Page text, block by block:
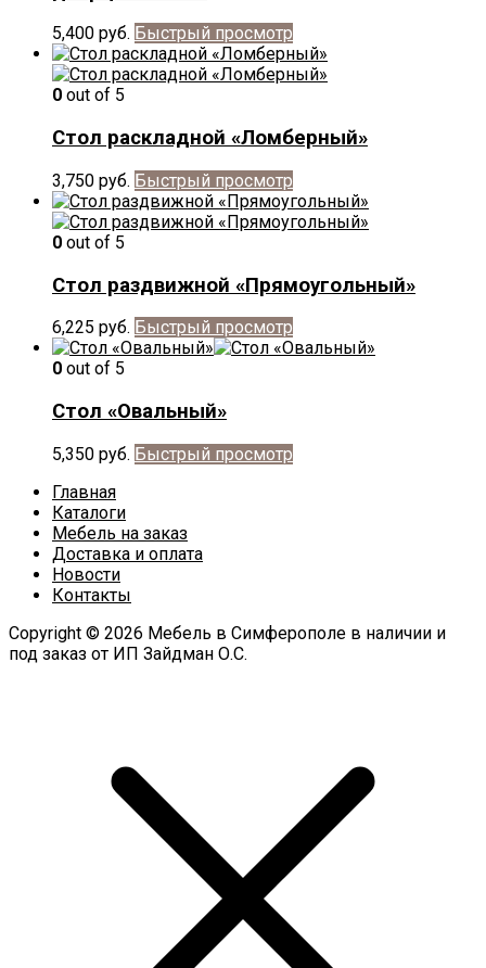
5,400 руб. Быстрый просмотр
0 out of 5
Стол раскладной «Ломберный»
3,750 руб. Быстрый просмотр
0 out of 5
Стол раздвижной «Прямоугольный»
6,225 руб. Быстрый просмотр
0 out of 5
Стол «Овальный»
5,350 руб. Быстрый просмотр
Главная
Каталоги
Мебель на заказ
Доставка и оплата
Новости
Контакты
Copyright © 2026 Мебель в Симферополе в наличии и
под заказ от ИП Зайдман О.С.